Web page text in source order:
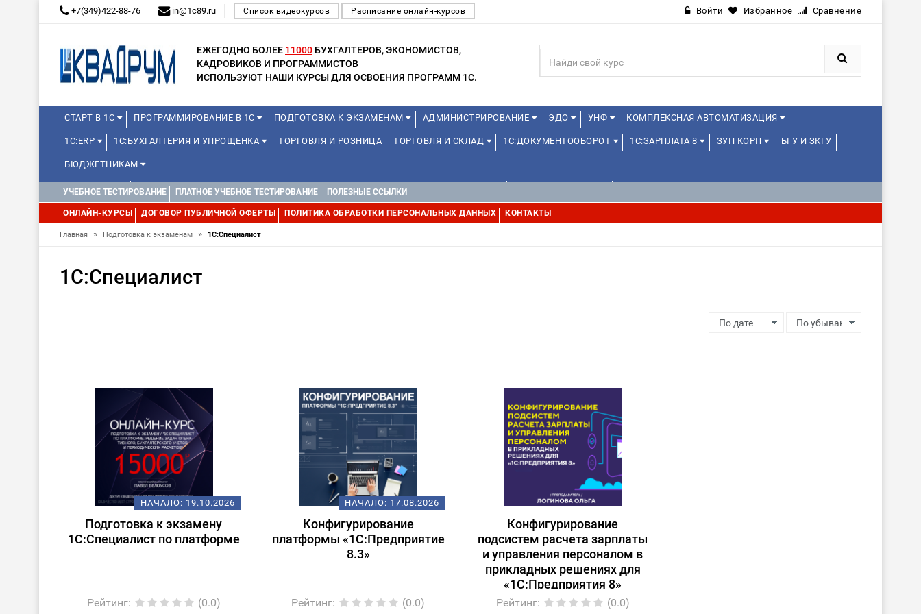
+7(349)422-88-76 in@1c89.ru Список видеокурсов Расписание онлайн-курсов Войти Избранное Сравнение
ЕЖЕГОДНО БОЛЕЕ 11000 БУХГАЛТЕРОВ, ЭКОНОМИСТОВ,
КАДРОВИКОВ И ПРОГРАММИСТОВ
ИСПОЛЬЗУЮТ НАШИ КУРСЫ ДЛЯ ОСВОЕНИЯ ПРОГРАММ 1С.
СТАРТ В 1С ПРОГРАММИРОВАНИЕ В 1С ПОДГОТОВКА К ЭКЗАМЕНАМ АДМИНИСТРИРОВАНИЕ ЭДО УНФ КОМПЛЕКСНАЯ АВТОМАТИЗАЦИЯ
1С:ERP 1С:БУХГАЛТЕРИЯ И УПРОЩЕНКА ТОРГОВЛЯ И РОЗНИЦА ТОРГОВЛЯ И СКЛАД 1С:ДОКУМЕНТООБОРОТ 1С:ЗАРПЛАТА 8 ЗУП КОРП БГУ И ЗКГУ
БЮДЖЕТНИКАМ
МИНИ-КУРСЫ КУРСЫ ДЛЯ ШКОЛЬНИКОВ КУРСЫ ДЛЯ ПРЕПОДАВАТЕЛЕЙ ШКОЛЬНЫХ КУРСОВ
УПРАВЛЕНИЕ ПРОЕКТАМИ УПРАВЛЕНЦАМ МИНИ-КУРСЫ (ПРОФЕССИОНАЛЬНЫЕ ПРОБЫ) 4-6 ЧАСОВ ОТ 12 ЛЕТ
УЧЕБНОЕ ТЕСТИРОВАНИЕ ПЛАТНОЕ УЧЕБНОЕ ТЕСТИРОВАНИЕ ПОЛЕЗНЫЕ ССЫЛКИ
ОНЛАЙН-КУРСЫ ДОГОВОР ПУБЛИЧНОЙ ОФЕРТЫ ПОЛИТИКА ОБРАБОТКИ ПЕРСОНАЛЬНЫХ ДАННЫХ КОНТАКТЫ
Главная » Подготовка к экзаменам » 1С:Специалист
1С:Специалист
НАЧАЛО: 19.10.2026
Подготовка к экзамену
1С:Специалист по платформе
Рейтинг: (0.0)
НАЧАЛО: 17.08.2026
Конфигурирование
платформы «1С:Предприятие
8.3»
Рейтинг: (0.0)
Конфигурирование
подсистем расчета зарплаты
и управления персоналом в
прикладных решениях для
«1С:Предприятия 8»
Рейтинг: (0.0)